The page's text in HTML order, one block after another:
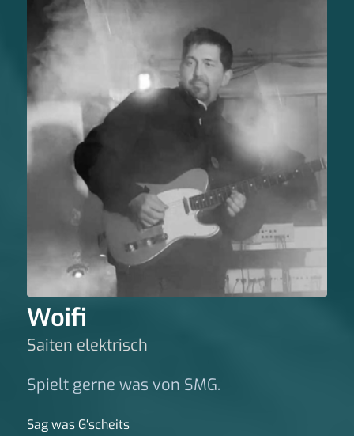
Woifi
Saiten elektrisch
Spielt gerne was von SMG.
Sag was G‘scheits